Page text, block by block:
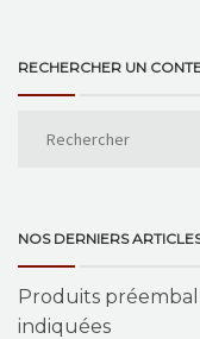
RECHERCHER UN
NOS DERNIERS
Produits
indiquées